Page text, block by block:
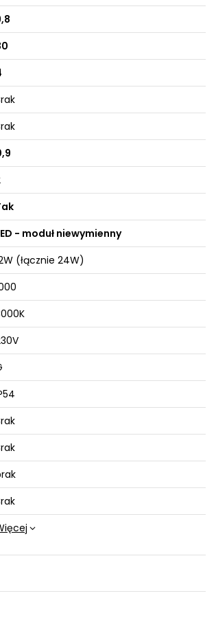
- moduł niewymienny
(łącznie 24W)